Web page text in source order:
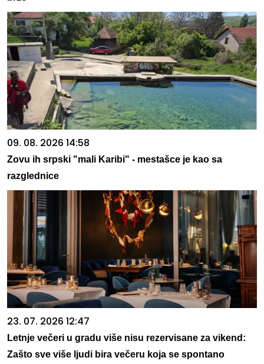
09. 08. 2026 14:58
Zovu ih srpski "mali Karibi" - mestašce je kao sa
razglednice
23. 07. 2026 12:47
Letnje večeri u gradu više nisu rezervisane za vikend:
Zašto sve više ljudi bira večeru koja se spontano